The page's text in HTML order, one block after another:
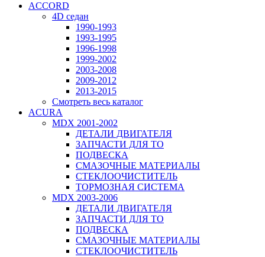
ACCORD
4D седан
1990-1993
1993-1995
1996-1998
1999-2002
2003-2008
2009-2012
2013-2015
Смотреть весь каталог
ACURA
MDX 2001-2002
ДЕТАЛИ ДВИГАТЕЛЯ
ЗАПЧАСТИ ДЛЯ ТО
ПОДВЕСКА
СМАЗОЧНЫЕ МАТЕРИАЛЫ
СТЕКЛООЧИСТИТЕЛЬ
ТОРМОЗНАЯ СИСТЕМА
MDX 2003-2006
ДЕТАЛИ ДВИГАТЕЛЯ
ЗАПЧАСТИ ДЛЯ ТО
ПОДВЕСКА
СМАЗОЧНЫЕ МАТЕРИАЛЫ
СТЕКЛООЧИСТИТЕЛЬ